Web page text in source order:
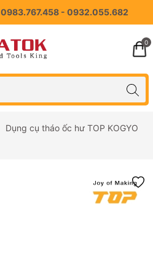
0983.767.458 - 0932.055.682
0
Dụng cụ tháo ốc hư TOP KOGYO